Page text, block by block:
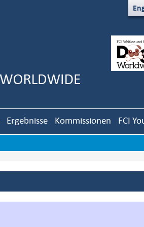
Ergebnisse Kommissionen FCI